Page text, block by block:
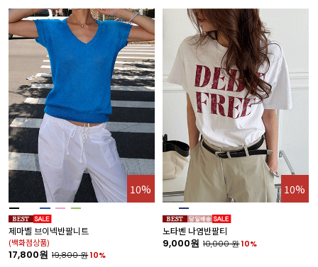
10%
제마벨 브이넥반팔니트
(백화점상품)
17,800원 19,800원10%
10%
노타벤 나염반팔티
9,000원 10,000원10%